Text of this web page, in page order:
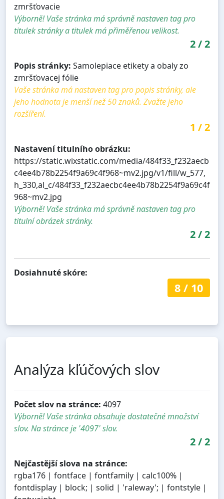
zmršťovacie
Výborně! Vaše stránka má správně nastaven tag pro
titulek stránky a titulek má přiměřenou velikost.
2/2
Popis stránky: Samolepiace etikety a obaly zo
zmršťovacej fólie
Vaše stránka má nastaven tag pro popis stránky, ale
jeho hodnota je menší než 50 znaků. Zvažte jeho
rozšíření.
1 /2
Nastavení titulního obrázku:
https://static.wixstatic.com/media/484f33_f232aecb
c4ee4b78b2254f9a69c4f968~mv2.jpg/v1/fill/w_577,
h_330,al_c/484f33_f232aecbc4ee4b78b2254f9a69c4f
968~mv2.jpg
Výborně! Vaše stránka má správně nastaven tag pro
titulní obrázek stránky.
2/2
Dosiahnuté skóre:
8/ 10
Analýza kľúčových slov
Počet slov na stránce: 4097
Výborně! Vaše stránka obsahuje dostatečné množství
slov. Na stránce je '4097' slov.
2/2
Nejčastější slova na stránce:
rgba176 | fontface | fontfamily | calc100% |
fontdisplay | block; | solid | 'raleway'; | fontstyle |